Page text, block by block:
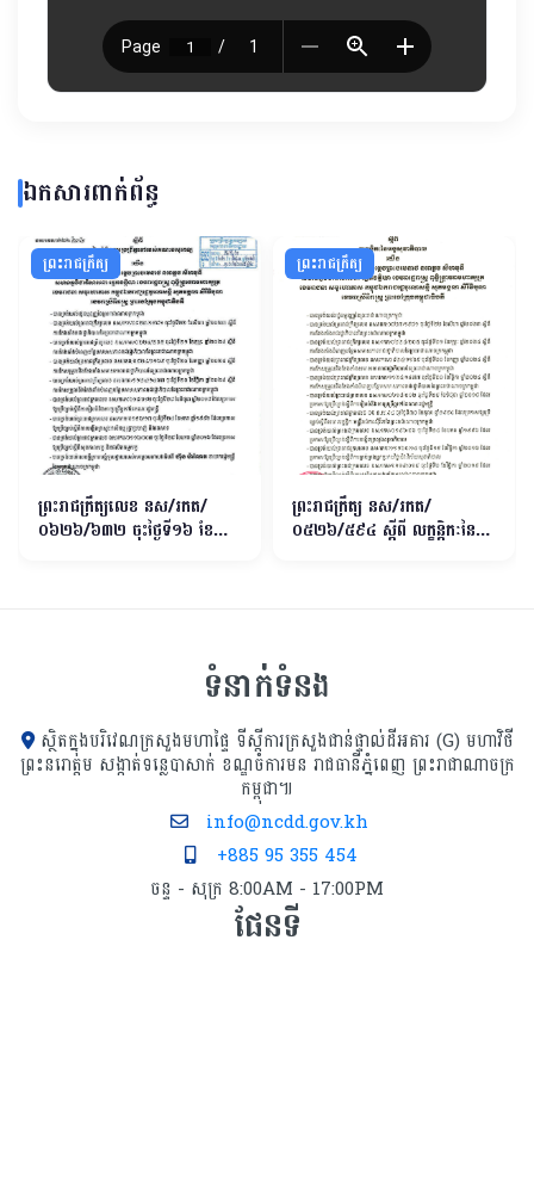
ឯកសារពាក់ព័ន្ធ
ព្រះរាជក្រឹត្យ
ព្រះរាជក្រឹត្យលេខ នស/រកត/
០៦២៦/៦៣២ ចុះថ្ងៃទី១៦ ខែ
ព្រះរាជក្រឹត្យ
ព្រះរាជក្រឹត្យ នស/រកត/
០៥២៦/៥៩៤ ស្តីពី លក្ខន្តិកៈនៃអង្គ
ទំនាក់ទំនង
ស្ថិតក្នុងបរិវេណក្រសួងមហាផ្ទៃ ទីស្ដីការក្រសួង​ជាន់ផ្ទាល់ដីអគារ (G) មហាវិថី
ព្រះនរោត្តម សង្កាត់ទន្លេបាសាក់ ខណ្ឌចំការមន រាជធានីភ្នំពេញ ព្រះរាជាណាចក្រ
កម្ពុជា៕
info@ncdd.gov.kh
+885 95 355 454
ចន្ទ - សុក្រ 8:00AM - 17:00PM
ផែនទី